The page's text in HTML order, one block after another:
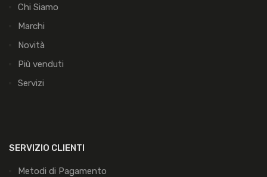
Chi Siamo
Marchi
Novità
Più venduti
Servizi
SERVIZIO CLIENTI
Metodi di Pagamento